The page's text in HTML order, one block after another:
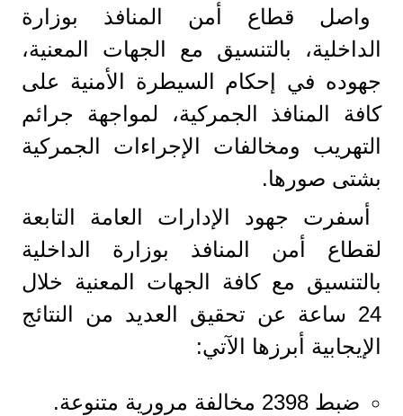
واصل قطاع أمن المنافذ بوزارة
الداخلية، بالتنسيق مع الجهات المعنية،
جهوده في إحكام السيطرة الأمنية على
كافة المنافذ الجمركية، لمواجهة جرائم
التهريب ومخالفات الإجراءات الجمركية
بشتى صورها.
أسفرت جهود الإدارات العامة التابعة
لقطاع أمن المنافذ بوزارة الداخلية
بالتنسيق مع كافة الجهات المعنية خلال
24 ساعة عن تحقيق العديد من النتائج
الإيجابية أبرزها الآتي:
ضبط 2398 مخالفة مرورية متنوعة.